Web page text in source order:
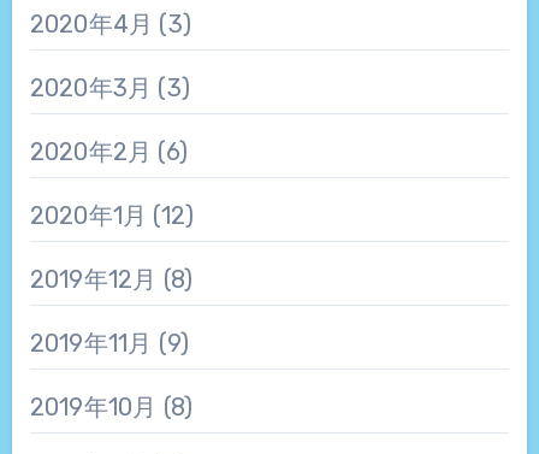
2020年4月 (3)
2020年3月 (3)
2020年2月 (6)
2020年1月 (12)
2019年12月 (8)
2019年11月 (9)
2019年10月 (8)